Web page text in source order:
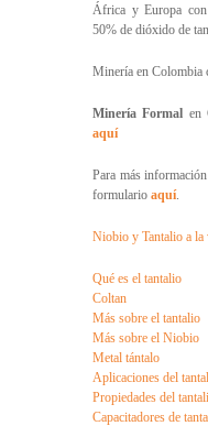
África y Europa
50% de dióxido de
Minería en Colombia
Minería Formal en
aquí
Para más
formulario aquí.
Niobio y Tantalio a la
Qué es el tantalio
Coltan
Más sobre el tantalio
Más sobre el Niobio
Metal tántalo
Aplicaciones del
Propiedades del
Capacitadores de